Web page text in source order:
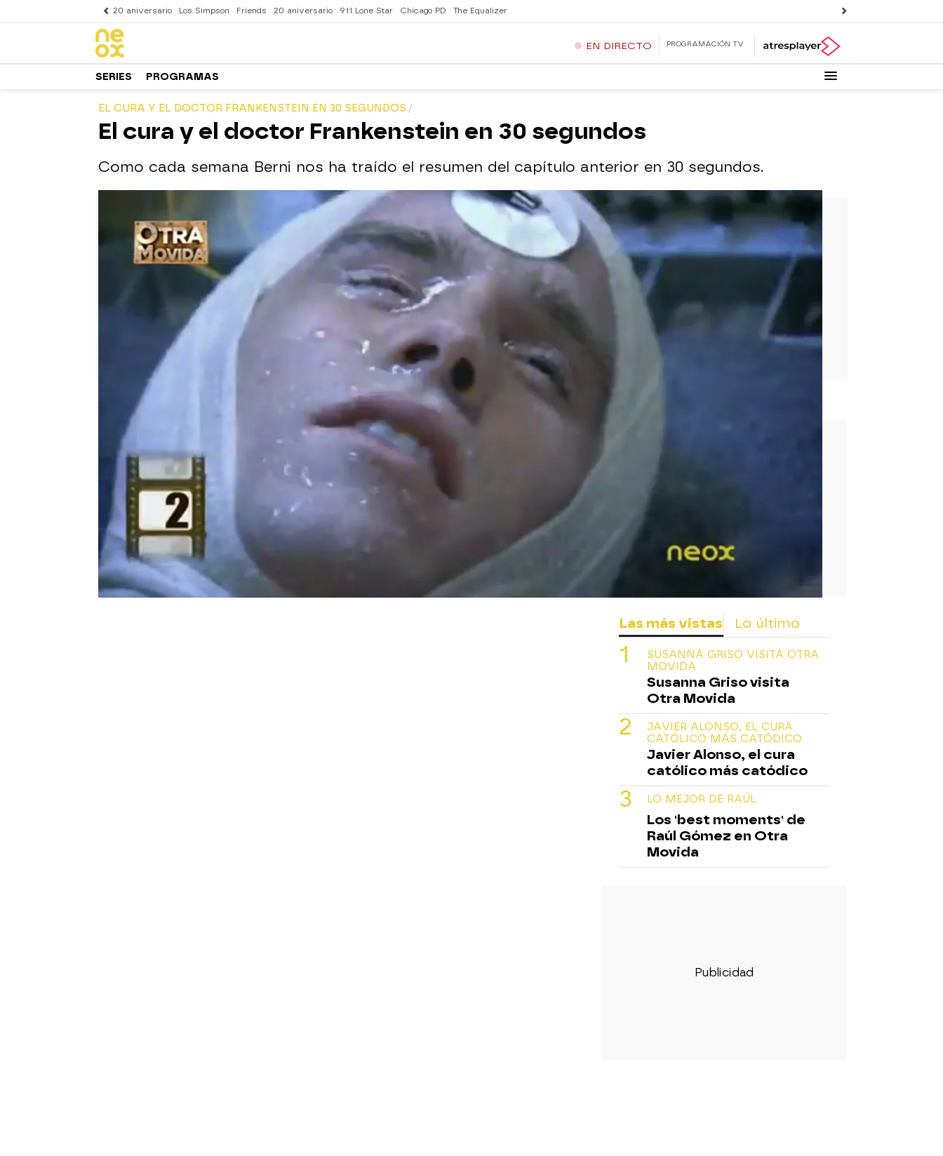
20 aniversario Los Simpson Friends 20 aniversario 911 Lone Star Chicago PD The Equalizer
EN DIRECTO PROGRAMACIÓN TV
SERIES PROGRAMAS
EL CURA Y EL DOCTOR FRANKENSTEIN EN 30 SEGUNDOS
El cura y el doctor Frankenstein en 30 segundos
Como cada semana Berni nos ha traído el resumen del capítulo anterior en 30 segundos.
neox
Publicado: 15 de noviembre de 2011, 11:52
Como cada semana Berni nos ha traído el resumen del
capítulo anterior en 30 segundos.
Otra Movida
Las más vistas Lo último
SUSANNA GRISO VISITA OTRA
MOVIDA
Susanna Griso visita
Otra Movida
JAVIER ALONSO, EL CURA
CATÓLICO MÁS CATÓDICO
Javier Alonso, el cura
católico más catódico
LO MEJOR DE RAÚL
Los 'best moments' de
Raúl Gómez en Otra
Movida